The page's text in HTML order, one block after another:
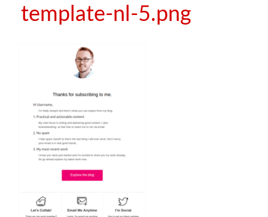
template-nl-5.png